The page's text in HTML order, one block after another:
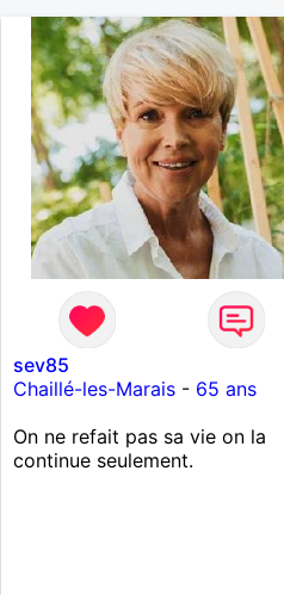
AILLEURS. ETRE A L ECOUTE
DE L AUTRE, ET LA VIE SERA
PLUS BELLE
ENCORE.....................
sev85
Chaillé-les-Marais - 65 ans
On ne refait pas sa vie on la
continue seulement.